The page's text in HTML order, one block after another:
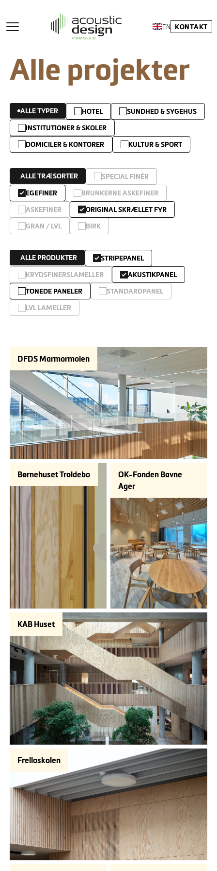
EN KONTAKT
Alle projekter
ALLE TYPER HOTEL
SUNDHED & SYGEHUS
INSTITUTIONER & SKOLER
DOMICILER & KONTORER
KULTUR & SPORT
ALLE TRÆSORTER
SPECIAL FINÉR
EGEFINER
BRUNKERNE ASKEFINER
ASKEFINER
ORIGINAL SKRÆLLET FYR
GRAN / LVL
BIRK
ALLE PRODUKTER
STRIPEPANEL
KRYDSFINERSLAMELLER
AKUSTIKPANEL
TONEDE PANELER
STANDARDPANEL
LVL LAMELLER
DFDS Marmormolen
Børnehuset Troldebo
OK-Fonden Bavne
Ager
KAB Huset
Frelloskolen